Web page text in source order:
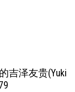
吉泽友贵(Yuki